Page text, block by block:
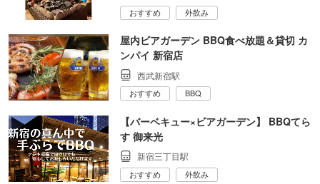
おすすめ 外飲み
屋内ビアガーデン BBQ食べ放題＆貸切 カ
ンパイ 新宿店
西武新宿駅
おすすめ BBQ
【バーベキュー×ビアガーデン】 BBQてら
す 御来光
新宿三丁目駅
おすすめ 外飲み